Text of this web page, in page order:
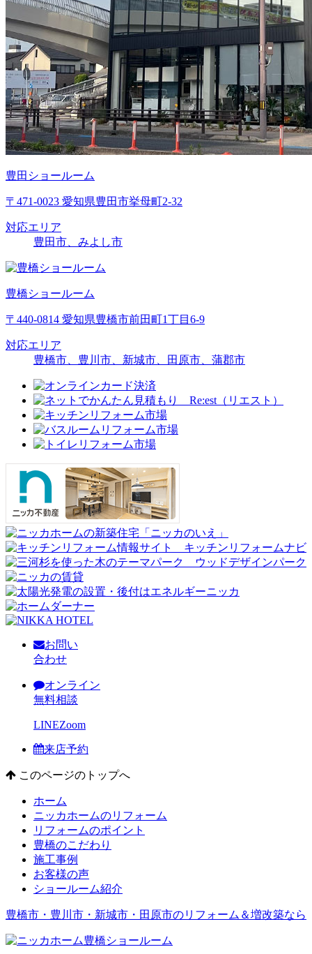
豊田ショールーム
〒471-0023 愛知県豊田市挙母町2-32
対応エリア
豊田市、みよし市
豊橋ショールーム
〒440-0814 愛知県豊橋市前田町1丁目6-9
対応エリア
豊橋市、豊川市、新城市、田原市、蒲郡市
お問い
合わせ
オンライン
無料相談
LINEZoom
来店予約
このページのトップへ
ホーム
ニッカホームのリフォーム
リフォームのポイント
豊橋のこだわり
施工事例
お客様の声
ショールーム紹介
豊橋市・豊川市・新城市・田原市のリフォーム＆増改築なら